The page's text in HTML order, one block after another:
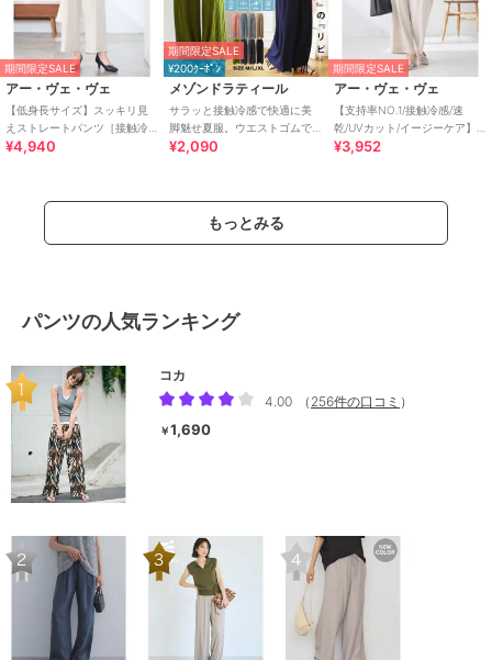
期間限定SALE
アー・ヴェ・ヴェ
【低身長サイズ】スッキリ見
えストレートパンツ［接触冷
感/速乾/UVカット/イージーケ
¥4,940
期間限定SALE
¥200ｸｰﾎﾟﾝ
メゾンドラティール
サラッと接触冷感で快適に美
脚魅せ夏服。ウエストゴムで
ラフに履けるのに上品プリー
¥2,090
期間限定SALE
アー・ヴェ・ヴェ
【支持率NO.1/接触冷感/速
乾/UVカット/イージーケア】
スッキリ見えワイドパンツ
¥3,952
もっとみる
パンツの人気ランキング
コカ
4.00
（ 256件の口コミ ）
￥1,690